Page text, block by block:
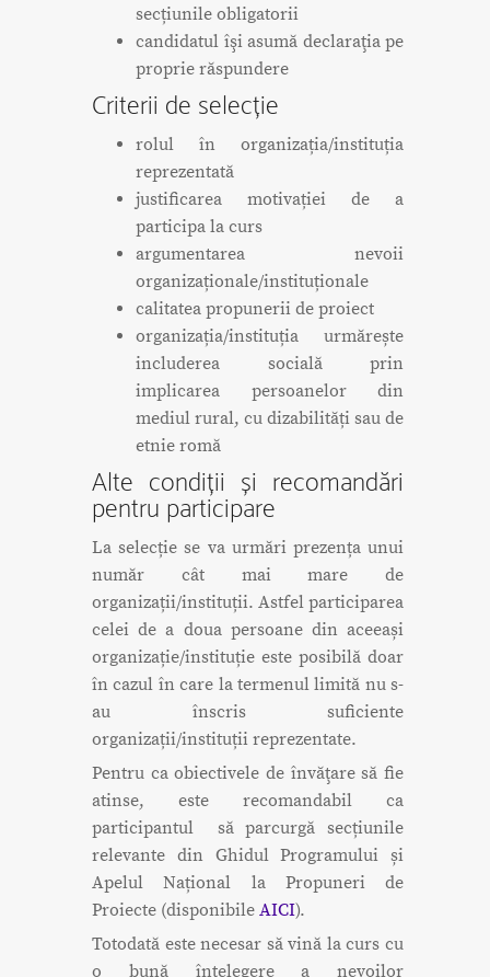
secțiunile obligatorii
candidatul îşi asumă declaraţia pe
proprie răspundere
Criterii de selecție
rolul în organizația/instituția
reprezentată
justificarea motivației de a
participa la curs
argumentarea nevoii
organizaționale/instituționale
calitatea propunerii de proiect
organizația/instituția urmărește
includerea socială prin
implicarea persoanelor din
mediul rural, cu dizabilități sau de
etnie romă
Alte condiții și recomandări
pentru participare
La selecție se va urmări prezența unui
număr cât mai mare de
organizații/instituții. Astfel participarea
celei de a doua persoane din aceeași
organizație/instituție este posibilă doar
în cazul în care la termenul limită nu s-
au înscris suficiente
organizații/instituții reprezentate.
Pentru ca obiectivele de învăţare să fie
atinse, este recomandabil ca
participantul să parcurgă secțiunile
relevante din Ghidul Programului și
Apelul Național la Propuneri de
Proiecte (disponibile AICI).
Totodată este necesar să vină la curs cu
o bună înțelegere a nevoilor